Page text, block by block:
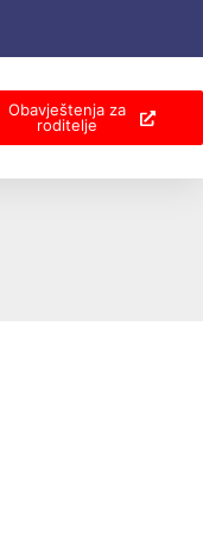
Obavještenja za
roditelje